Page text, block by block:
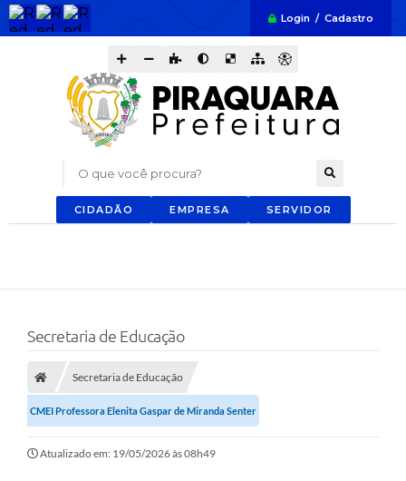
Login / Cadastro
O que você procura?
CIDADÃO EMPRESA SERVIDOR
Secretaria de Educação
Secretaria de Educação
CMEI Professora Elenita Gaspar de Miranda Senter
Atualizado em: 19/05/2026 às 08h49